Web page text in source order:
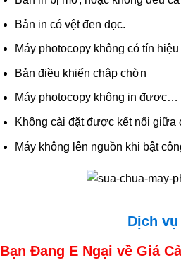
Bản in có vệt đen dọc.
Máy photocopy không có tín
Bản điều khiển chập chờn
Máy photocopy không in được…
Không cài đặt được kết nối giữa
Máy không lên nguồn khi bật
Dịch
Bạn Đang E Ngại về Giá